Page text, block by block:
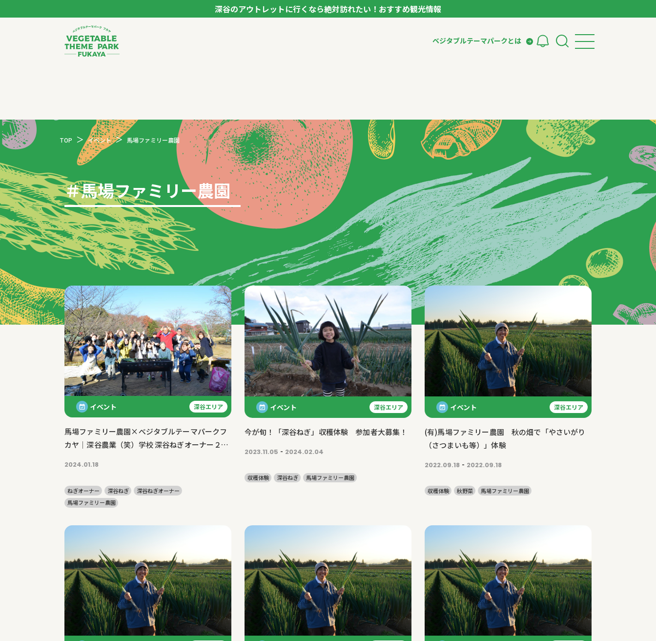
深谷のアウトレットに行くなら絶対訪れたい！おすすめ観光情報
ベジタブルテーマパークとは
スポット
体験
特集記事
お役立ち情報
レシピ集
TOP イベント 馬場ファミリー農園
＃馬場ファミリー農園
イベント 深谷エリア
馬場ファミリー農園×べジタブルテーマパークフ
カヤ｜深谷農業（笑）学校 深谷ねぎオーナー２回
2024.01.18
ねぎオーナー 深谷ねぎ
深谷ねぎオーナー
馬場ファミリー農園
イベント 深谷エリア
今が旬！「深谷ねぎ」収穫体験 参加者大募集！
2023.11.05 - 2024.02.04
収穫体験 深谷ねぎ 馬場ファミリー農園
イベント 深谷エリア
(有)馬場ファミリー農園 秋の畑で「やさいがり
（さつまいも等）」体験
2022.09.18 - 2022.09.18
収穫体験 秋野菜 馬場ファミリー農園